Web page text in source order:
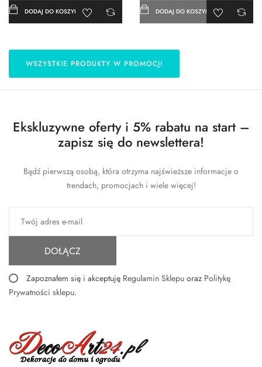
DODAJ DO KOSZYKA DODAJ DO KOSZYKA
WSZYSTKIE PRODUKTY W PROMOCJI
Ekskluzywne oferty i 5% rabatu na start –
zapisz się do newslettera!
Bądź pierwszą osobą, która otrzyma najświeższe informacje o
trendach, promocjach i wiele więcej!
DOŁĄCZ
Zapoznałem się i akceptuję Regulamin Sklepu oraz Politykę
Prywatności sklepu.